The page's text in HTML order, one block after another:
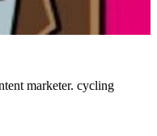
marketer. cycling